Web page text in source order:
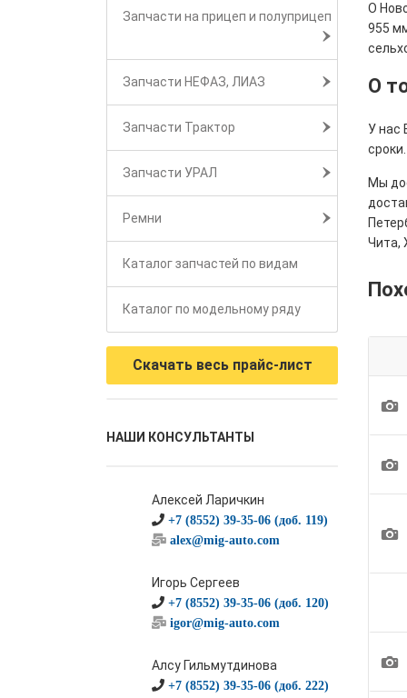
Запчасти на прицеп и полуприцеп
Запчасти НЕФАЗ, ЛИАЗ
Запчасти Трактор
Запчасти УРАЛ
Ремни
Каталог запчастей по видам
Каталог по модельному ряду
Скачать весь прайс-лист
НАШИ КОНСУЛЬТАНТЫ
Алексей Ларичкин
+7 (8552) 39-35-06 (доб. 119)
alex@mig-auto.com
Игорь Сергеев
+7 (8552) 39-35-06 (доб. 120)
igor@mig-auto.com
Алсу Гильмутдинова
+7 (8552) 39-35-06 (доб. 222)
О
955
О
У нас
сроки.
Мы
Чита,
1
1
1
1